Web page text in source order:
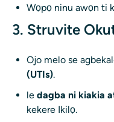
Wọpọ ninu awọn ti
3. Struvite
Ojo melo se
(UTIs).
le dagba ni kiakia
kekere Ikilọ.